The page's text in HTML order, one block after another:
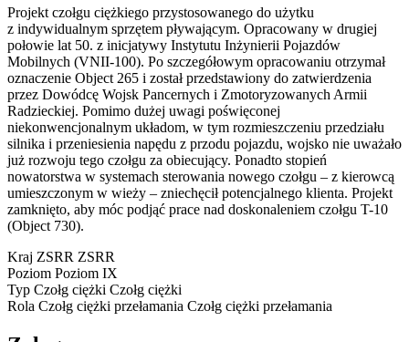
Projekt czołgu ciężkiego przystosowanego do użytku
z indywidualnym sprzętem pływającym. Opracowany w drugiej
połowie lat 50. z inicjatywy Instytutu Inżynierii Pojazdów
Mobilnych (VNII-100). Po szczegółowym opracowaniu otrzymał
oznaczenie Object 265 i został przedstawiony do zatwierdzenia
przez Dowódcę Wojsk Pancernych i Zmotoryzowanych Armii
Radzieckiej. Pomimo dużej uwagi poświęconej
niekonwencjonalnym układom, w tym rozmieszczeniu przedziału
silnika i przeniesienia napędu z przodu pojazdu, wojsko nie uważało
już rozwoju tego czołgu za obiecujący. Ponadto stopień
nowatorstwa w systemach sterowania nowego czołgu – z kierowcą
umieszczonym w wieży – zniechęcił potencjalnego klienta. Projekt
zamknięto, aby móc podjąć prace nad doskonaleniem czołgu T-10
(Object 730).
Kraj ZSRR ZSRR
Poziom Poziom IX
Typ Czołg ciężki Czołg ciężki
Rola Czołg ciężki przełamania Czołg ciężki przełamania